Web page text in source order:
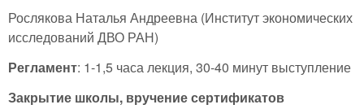
Рослякова Наталья Андреевна (Институт экономических
исследований ДВО РАН)
Регламент: 1-1,5 часа лекция, 30-40 минут выступление
Закрытие школы, вручение сертификатов